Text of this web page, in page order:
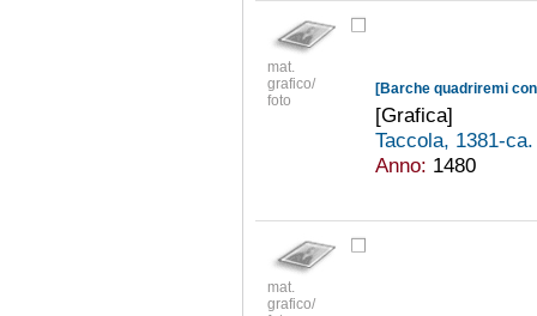
mat.
grafico/
foto
[Grafica]
Taccola, 1381-
Anno: 1480
mat.
grafico/